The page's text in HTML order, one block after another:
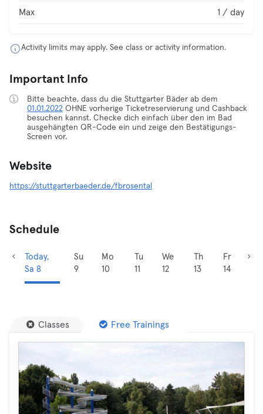
Max 1 / day
Activity limits may apply. See class or activity information.
Important Info
Bitte beachte, dass du die Stuttgarter Bäder ab dem
01.01.2022 OHNE vorherige Ticketreservierung und Cashback
besuchen kannst. Checke dich einfach über den im Bad
ausgehängten QR-Code ein und zeige den Bestätigungs-
Screen vor.
Website
https://stuttgarterbaeder.de/fbrosental
Schedule
Today,
Sa 8
Su
9
Mo
10
Tu
11
We
12
Th
13
Fr
14
Classes Free Trainings